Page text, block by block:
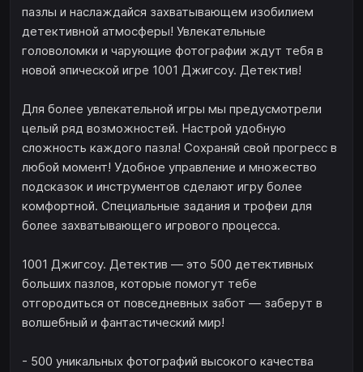
пазлы и наслаждайся захватывающем изобилием
детективной атмосферы! Увлекательные
головоломки и чарующие фотографии ждут тебя в
новой эпической игре 1001 Джигсоу. Детектив!
Для более увлекательной игры мы предусмотрели
целый ряд возможностей. Настрой удобную
сложность каждого пазла! Сохраняй свой прогресс в
любой момент! Удобное управление и множество
подсказок и инструментов сделают игру более
комфортной. Специальные задания и трофеи для
более захватывающего игрового процесса.
1001 Джигсоу. Детектив — это 500 детективных
больших пазлов, которые помогут тебе
отгородиться от повседневных забот — заберут в
волшебный и фантастический мир!
- 500 уникальных фотографий высокого качества